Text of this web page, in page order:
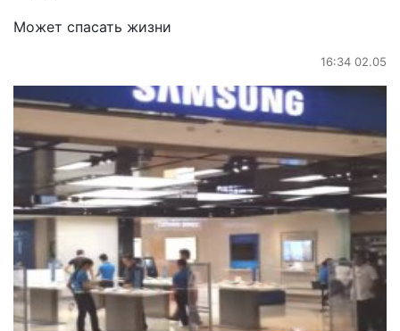
Может спасать жизни
16:34 02.05